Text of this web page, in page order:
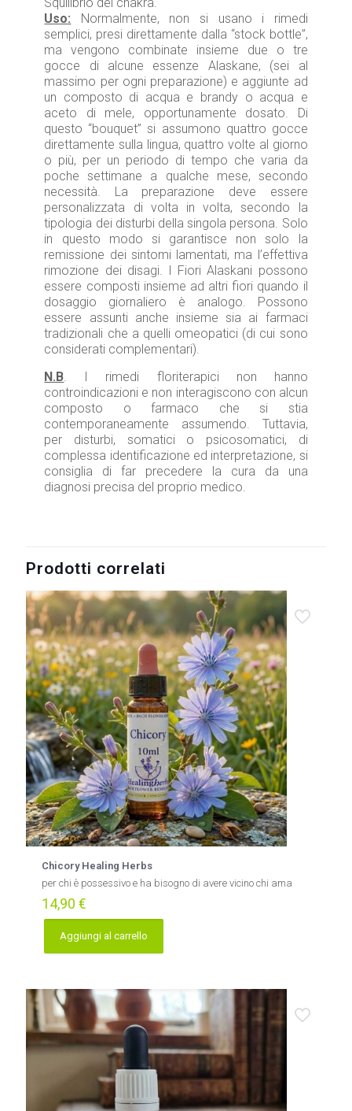
Uso: Normalmente, non si usano i rimedi
semplici, presi direttamente dalla “stock bottle”,
ma vengono combinate insieme due o tre
gocce di alcune essenze Alaskane, (sei al
massimo per ogni preparazione) e aggiunte ad
un composto di acqua e brandy o acqua e
aceto di mele, opportunamente dosato. Di
questo “bouquet” si assumono quattro gocce
direttamente sulla lingua, quattro volte al giorno
o più, per un periodo di tempo che varia da
poche settimane a qualche mese, secondo
necessità. La preparazione deve essere
personalizzata di volta in volta, secondo la
tipologia dei disturbi della singola persona. Solo
in questo modo si garantisce non solo la
remissione dei sintomi lamentati, ma l’effettiva
rimozione dei disagi. I Fiori Alaskani possono
essere composti insieme ad altri fiori quando il
dosaggio giornaliero è analogo. Possono
essere assunti anche insieme sia ai farmaci
tradizionali che a quelli omeopatici (di cui sono
considerati complementari).
N.B. I rimedi floriterapici non hanno
controindicazioni e non interagiscono con alcun
composto o farmaco che si stia
contemporaneamente assumendo. Tuttavia,
per disturbi, somatici o psicosomatici, di
complessa identificazione ed interpretazione, si
consiglia di far precedere la cura da una
diagnosi precisa del proprio medico.
Prodotti correlati
Chicory Healing Herbs
per chi è possessivo e ha bisogno di avere vicino chi ama
14,90 €
Aggiungi al carrello